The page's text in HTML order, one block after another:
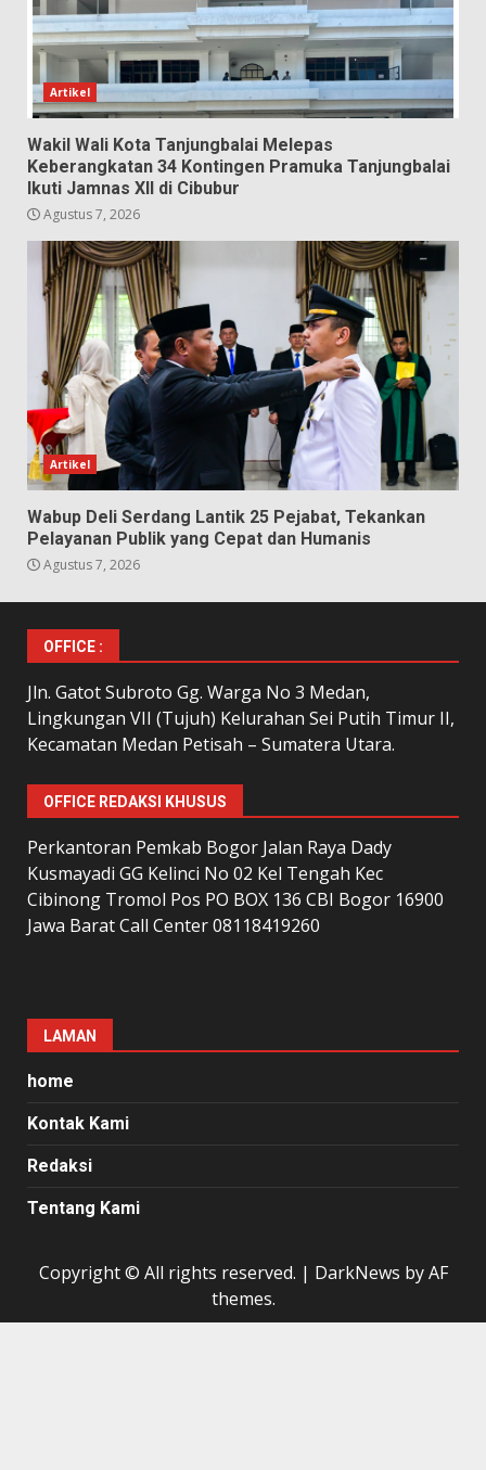
Artikel
Wakil Wali Kota Tanjungbalai Melepas
Keberangkatan 34 Kontingen Pramuka Tanjungbalai
Ikuti Jamnas XII di Cibubur
Agustus 7, 2026
Artikel
Wabup Deli Serdang Lantik 25 Pejabat, Tekankan
Pelayanan Publik yang Cepat dan Humanis
Agustus 7, 2026
OFFICE :
Jln. Gatot Subroto Gg. Warga No 3 Medan,
Lingkungan VII (Tujuh) Kelurahan Sei Putih Timur II,
Kecamatan Medan Petisah – Sumatera Utara.
OFFICE REDAKSI KHUSUS
Perkantoran Pemkab Bogor Jalan Raya Dady
Kusmayadi GG Kelinci No 02 Kel Tengah Kec
Cibinong Tromol Pos PO BOX 136 CBI Bogor 16900
Jawa Barat Call Center 08118419260
LAMAN
home
Kontak Kami
Redaksi
Tentang Kami
Copyright © All rights reserved. | DarkNews by AF
themes.